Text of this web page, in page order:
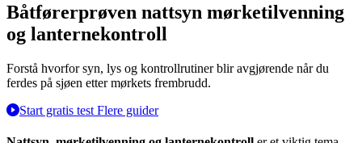
Båtførerprøven nattsyn mørketilvenning
og lanternekontroll
Forstå hvorfor syn, lys og kontrollrutiner blir avgjørende når du
ferdes på sjøen etter mørkets frembrudd.
Start gratis test Flere guider